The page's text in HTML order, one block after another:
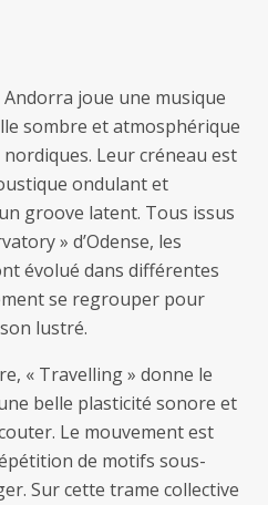
joue une musique
sombre et atmosphérique
Leur créneau est
ondulant et
groove latent. Tous issus
» d’Odense, les
évolué dans différentes
se regrouper pour
lustré.
« Travelling » donne le
belle plasticité sonore et
Le mouvement est
de motifs sous-
Sur cette trame collective